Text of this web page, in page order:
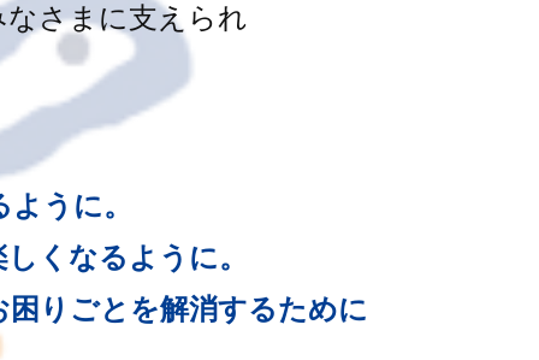
さまに支えられ
うに。
くなるように。
りごとを解消するために